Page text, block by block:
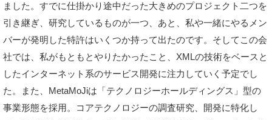
ました。すでに仕掛かり途中だった大きめのプロジェクト二つを
引き継ぎ、研究しているものが一つ、あと、私や一緒にやるメン
バーが発明した特許はいくつか持って出たのです。そしてこの会
社では、私がもともとやりたかったこと、XMLの技術をベースと
したインターネット系のサービス開発に注力していく予定でし
た。また、MetaMoJiは「テクノロジーホールディングス」型の
事業形態を採用。コアテクノロジーの調査研究、開発に特化し